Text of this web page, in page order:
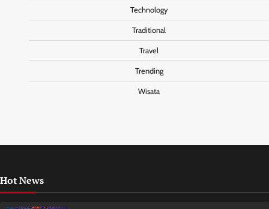
Technology
Traditional
Travel
Trending
Wisata
Hot News